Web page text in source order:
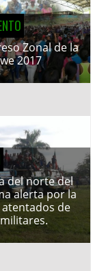
Zonal de la
2017
del norte del
alerta por la
de